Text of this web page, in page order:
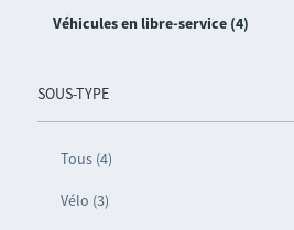
Véhicules en libre-service (4)
SOUS-TYPE
Tous (4)
Vélo (3)